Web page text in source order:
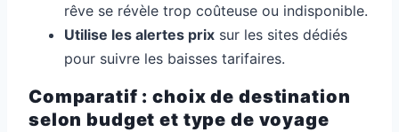
rêve se révèle trop coûteuse ou indisponible.
Utilise les alertes prix sur les sites dédiés
pour suivre les baisses tarifaires.
Comparatif : choix de destination
selon budget et type de voyage